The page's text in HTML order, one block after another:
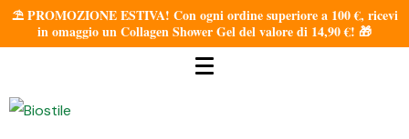
⛱️ PROMOZIONE ESTIVA! Con ogni ordine superiore a 100 €, ricevi
in omaggio un Collagen Shower Gel del valore di 14,90 €! 🎁